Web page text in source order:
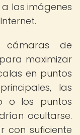
las imágenes
cámaras de
maximizar
en puntos
las
o los puntos
ocultarse.
con suficiente